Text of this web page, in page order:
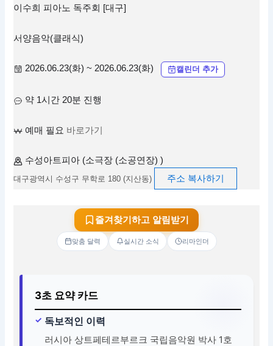
이수희 피아노 독주회 [대구]
서양음악(클래식)
2026.06.23(화) ~ 2026.06.23(화) 캘린더 추가
약 1시간 20분 진행
예매 필요 바로가기
수성아트피아 (소극장 (소공연장) )
대구광역시 수성구 무학로 180 (지산동) 주소 복사하기
즐겨찾기하고 알림받기
맞춤 달력 실시간 소식 리마인더
3초 요약 카드
독보적인 이력
러시아 상트페테르부르크 국립음악원 박사 1호